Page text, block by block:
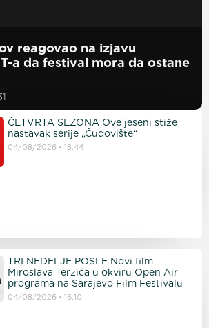
reagovao na izjavu
a da festival mora da ostane
ČETVRTA SEZONA Ove jeseni stiže
nastavak serije „Čudovište“
04/08/2026 18:44
TRI NEDELJE POSLE Novi film
Miroslava Terzića u okviru Open Air
programa na Sarajevo Film Festivalu
04/08/2026 16:10